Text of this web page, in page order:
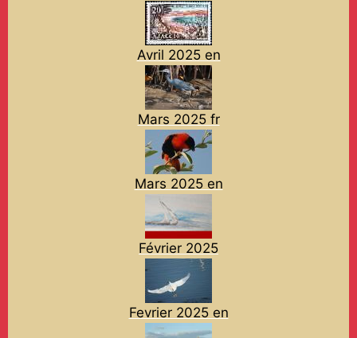
Avril 2025 en
Mars 2025 fr
Mars 2025 en
Février 2025
Fevrier 2025 en